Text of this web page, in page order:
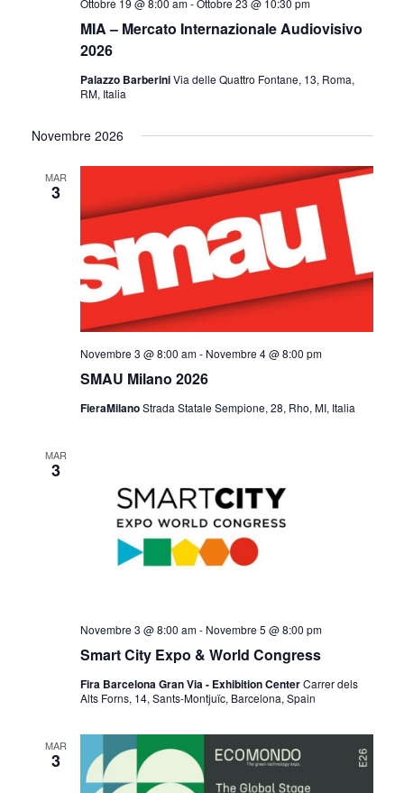
MIA – Mercato Internazionale Audiovisivo
2026
Ottobre 19 @ 8:00 am-Ottobre 23 @ 10:30 pm
Palazzo BarberiniVia delle Quattro Fontane, 13, Roma,
RM, Italia
Novembre 2026
MAR
3
SMAU Milano 2026
Novembre 3 @ 8:00 am- Novembre 4 @ 8:00 pm
FieraMilanoStrada Statale Sempione, 28, Rho, MI, Italia
MAR
3
Smart City Expo & World Congress
Novembre 3 @ 8:00 am- Novembre 5 @ 8:00 pm
Fira Barcelona Gran Via - Exhibition CenterCarrer dels
Alts Forns, 14, Sants-Montjuïc, Barcelona, Spain
MAR
3